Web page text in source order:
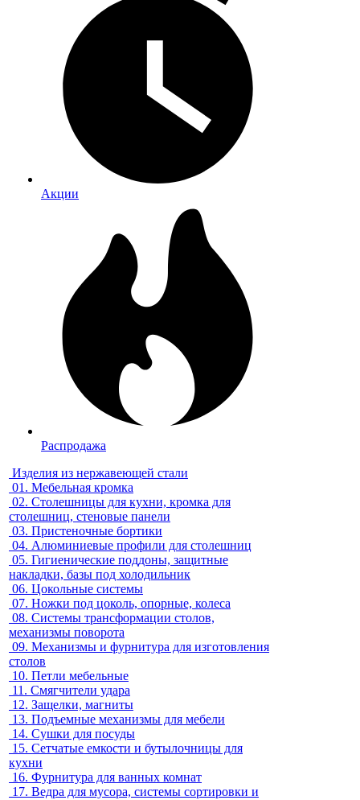
Акции
Распродажа
Изделия из нержавеющей стали
01. Мебельная кромка
02. Столешницы для кухни, кромка для
столешниц, стеновые панели
03. Пристеночные бортики
04. Алюминиевые профили для столешниц
05. Гигиенические поддоны, защитные
накладки, базы под холодильник
06. Цокольные системы
07. Ножки под цоколь, опорные, колеса
08. Системы трансформации столов,
механизмы поворота
09. Механизмы и фурнитура для изготовления
столов
10. Петли мебельные
11. Смягчители удара
12. Защелки, магниты
13. Подъемные механизмы для мебели
14. Сушки для посуды
15. Сетчатые емкости и бутылочницы для
кухни
16. Фурнитура для ванных комнат
17. Ведра для мусора, системы сортировки и